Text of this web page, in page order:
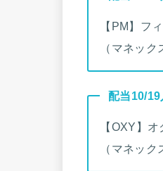
【PM】フ
（マネッ
配当10/
【OXY】
（マネッ